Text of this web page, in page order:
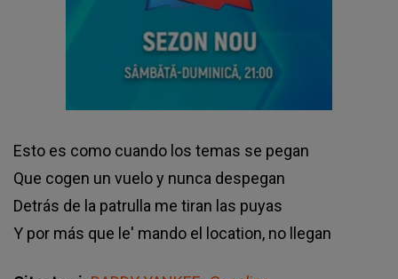
Esto es como cuando los temas se pegan
Que cogen un vuelo y nunca despegan
Detrás de la patrulla me tiran las puyas
Y por más que le' mando el location, no llegan